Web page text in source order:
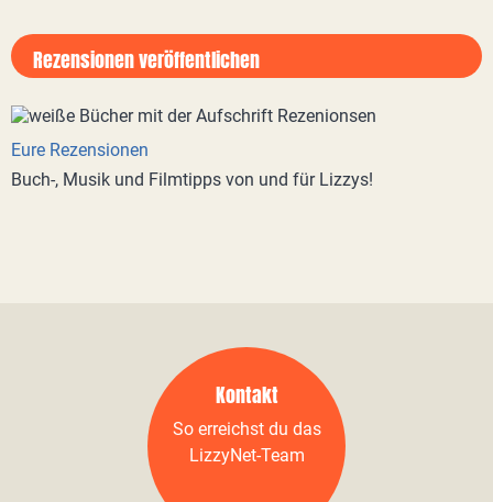
Rezensionen veröffentlichen
Eure Rezensionen
Buch-, Musik und Filmtipps von und für Lizzys!
Kontakt
So erreichst du das
LizzyNet-Team